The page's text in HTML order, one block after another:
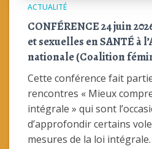
ACTUALITÉ
CONFÉRENCE 24 juin
et sexuelles en SANTÉ à
nationale (Coalition
Cette conférence fait
rencontres « Mieux
intégrale » qui sont
d’approfondir certains
mesures de la loi intégrale.